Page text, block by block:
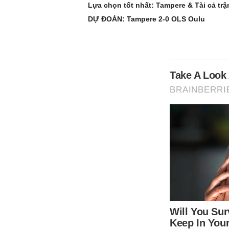
Lựa chọn tốt nhất: Tampere & Tài cả
DỰ ĐOÁN: Tampere 2-0 OLS Oulu